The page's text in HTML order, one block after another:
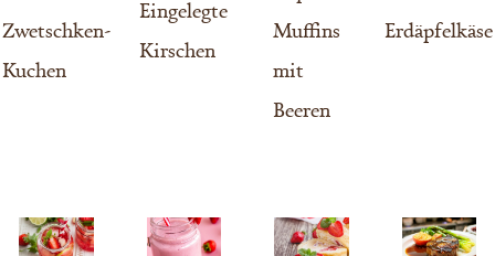
Zwetschken-
Kuchen
Eingelegte
Kirschen
Muffins
mit
Beeren
Erdäpfelkäse